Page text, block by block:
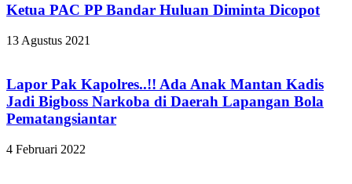
Ketua PAC PP Bandar Huluan Diminta Dicopot
13 Agustus 2021
Lapor Pak Kapolres..!! Ada Anak Mantan Kadis
Jadi Bigboss Narkoba di Daerah Lapangan Bola
Pematangsiantar
4 Februari 2022